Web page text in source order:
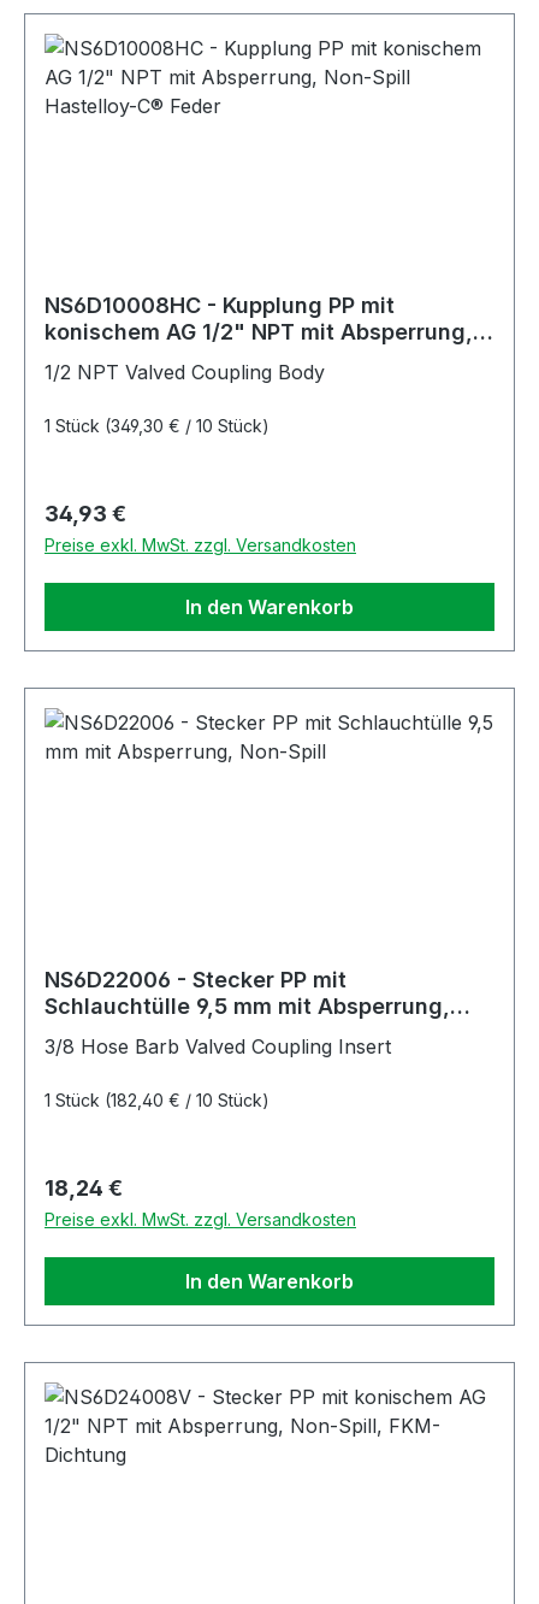
NS6D10008HC - Kupplung PP mit
konischem AG 1/2" NPT mit Absperrung,
1/2 NPT Valved Coupling Body
1 Stück (349,30 € / 10 Stück)
Regulärer Preis:
34,93 €
Preise exkl. MwSt. zzgl. Versandkosten
In den Warenkorb
NS6D22006 - Stecker PP mit
Schlauchtülle 9,5 mm mit Absperrung,
3/8 Hose Barb Valved Coupling Insert
1 Stück (182,40 € / 10 Stück)
Regulärer Preis:
18,24 €
Preise exkl. MwSt. zzgl. Versandkosten
In den Warenkorb